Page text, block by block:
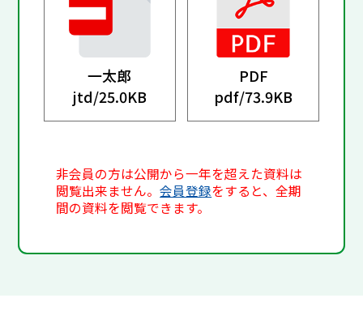
一太郎
jtd/25.0KB
PDF
pdf/73.9KB
非会員の方は公開から一年を超えた資料は
閲覧出来ません。会員登録をすると、全期
間の資料を閲覧できます。